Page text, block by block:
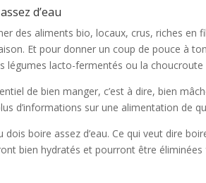
d’eau
des aliments bio, locaux, crus, riches en
Et pour donner un coup de pouce à
légumes lacto-fermentés ou la choucroute
de bien manger, c’est à dire, bien
d’informations sur une alimentation de
dois boire assez d’eau. Ce qui veut dire
bien hydratés et pourront être éliminées